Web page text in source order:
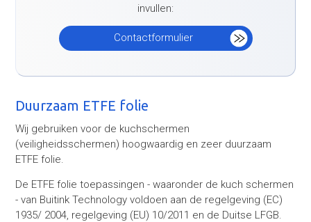
invullen:
Contactformulier
Duurzaam ETFE folie
Wij gebruiken voor de kuchschermen
(veiligheidsschermen) hoogwaardig en zeer duurzaam
ETFE folie.
De ETFE folie toepassingen - waaronder de kuch schermen
- van Buitink Technology voldoen aan de regelgeving (EC)
1935/ 2004, regelgeving (EU) 10/2011 en de Duitse LFGB.